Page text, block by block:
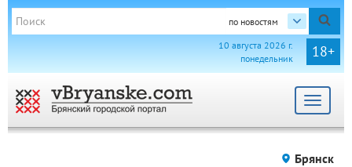
по новостям
18+
10 августа 2026 г.
понедельник
Toggle
Брянск